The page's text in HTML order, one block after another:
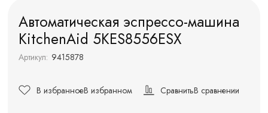
Автоматическая эспрессо-машина
KitchenAid 5KES8556ESX
Артикул: 9415878
В избранноеВ избранном СравнитьВ сравнении